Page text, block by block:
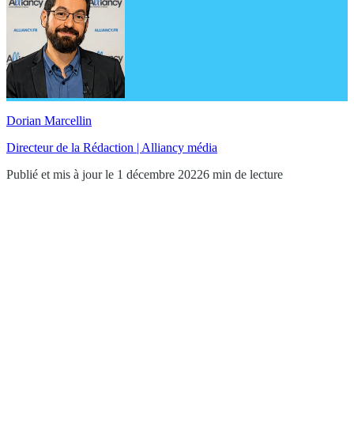
Dorian Marcellin
Directeur de la Rédaction | Alliancy média
Publié et mis à jour le 1 décembre 20226 min de lecture